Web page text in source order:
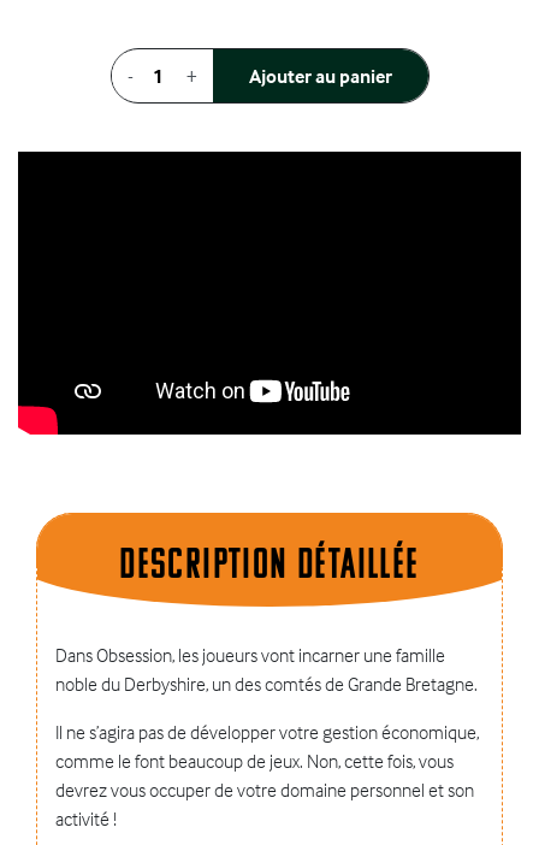
- + Ajouter au panier
Description dÉtaillÉe
Dans Obsession, les joueurs vont incarner une famille
noble du Derbyshire, un des comtés de Grande Bretagne.
Il ne s’agira pas de développer votre gestion économique,
comme le font beaucoup de jeux. Non, cette fois, vous
devrez vous occuper de votre domaine personnel et son
activité !